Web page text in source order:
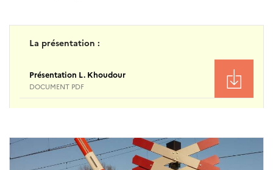
La présentation :
Présentation L. Khoudour
DOCUMENT PDF